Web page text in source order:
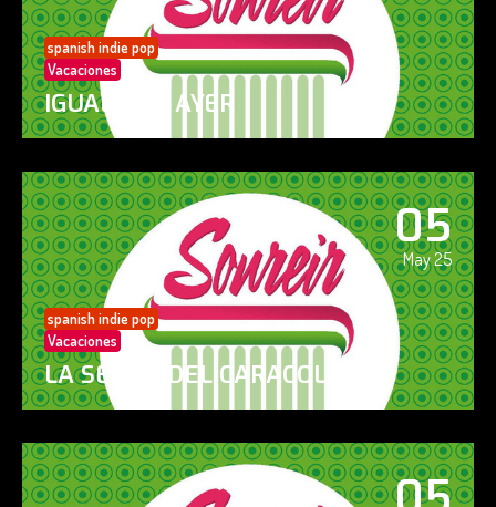
spanish indie pop
Vacaciones
IGUAL QUE AYER
05
May 25
spanish indie pop
Vacaciones
LA SENDA DEL CARACOL